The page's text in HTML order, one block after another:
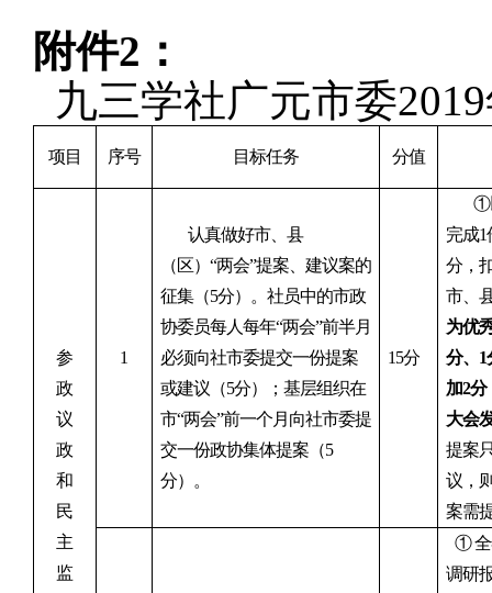
附件2：
九三学社广元市委2019
项目 序号 目标任务 分值
参
政
议
政
和
民
主
监
1
认真做好市、县
（区）“两会”提案、建议案的
征集（5分）。社员中的市政
协委员每人每年“两会”前半月
必须向社市委提交一份提案
或建议（5分）；基层组织在
市“两会”前一个月 向社市委提
交一份政协集体提案（5
分）。
15分
①
完成1
分，
市、
为优
分、1
加2分
大会
提案
议，
案需
①
调研